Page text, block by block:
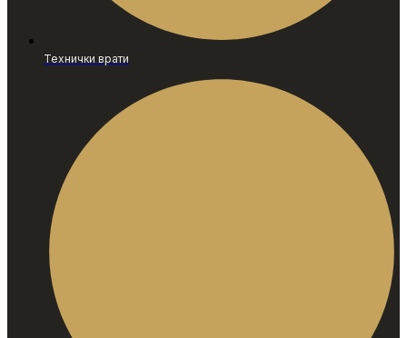
Технички врати